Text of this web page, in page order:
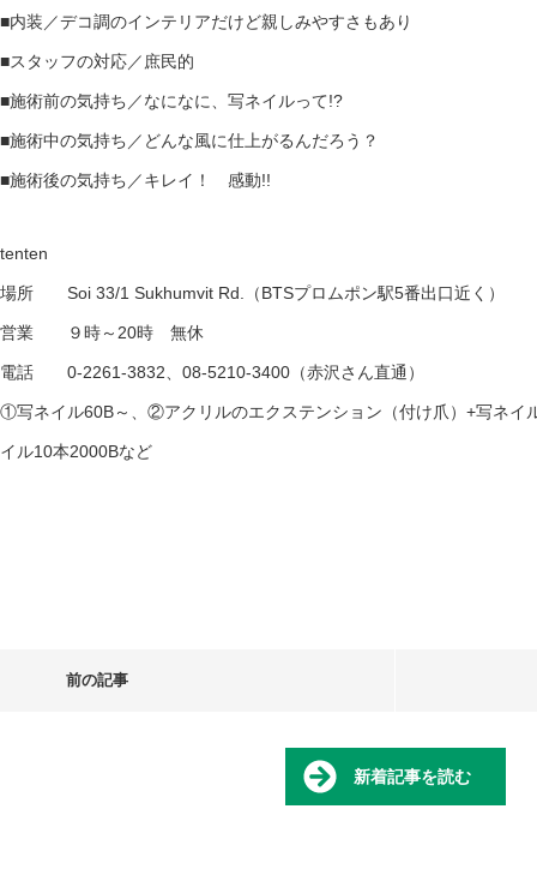
■内装／デコ調のインテリアだけど親しみやすさもあり
■スタッフの対応／庶民的
■施術前の気持ち／なになに、写ネイルって!?
■施術中の気持ち／どんな風に仕上がるんだろう？
■施術後の気持ち／キレイ！ 感動!!
tenten
場所 Soi 33/1 Sukhumvit Rd.（BTSプロムポン駅5番出口近く）
営業 ９時～20時 無休
電話 0-2261-3832、08-5210-3400（赤沢さん直通）
①写ネイル60B～、②アクリルのエクステンション（付け爪）+写ネイ
イル10本2000Bなど
前の記事
新着記事を読む